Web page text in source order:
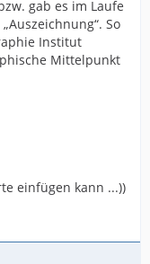
gab es im Laufe
So
Institut
Mittelpunkt
einfügen kann ...))